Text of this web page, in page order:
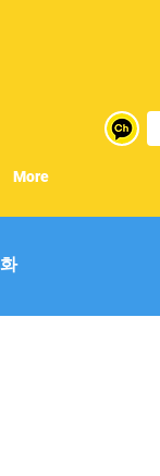
More